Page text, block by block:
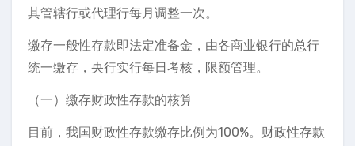
其管辖行或代理行每月调整一次。
缴存一般性存款即法定准备金，由各商业银行的总行
统一缴存，央行实行每日考核，限额管理。
（一）缴存财政性存款的核算
目前，我国财政性存款缴存比例为100%。财政性存款